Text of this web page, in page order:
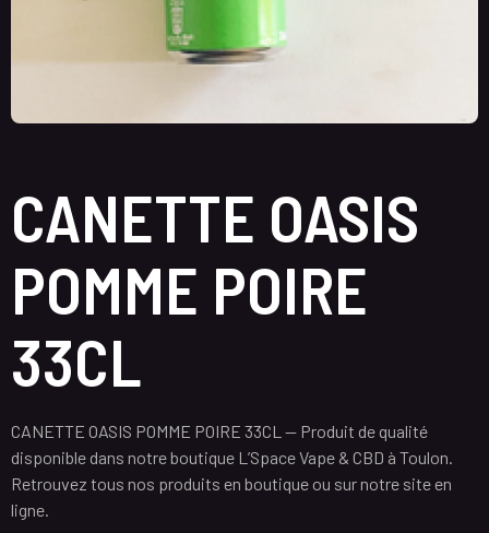
CANETTE OASIS
POMME POIRE
33CL
CANETTE OASIS POMME POIRE 33CL — Produit de qualité
disponible dans notre boutique L’Space Vape & CBD à Toulon.
Retrouvez tous nos produits en boutique ou sur notre site en
ligne.